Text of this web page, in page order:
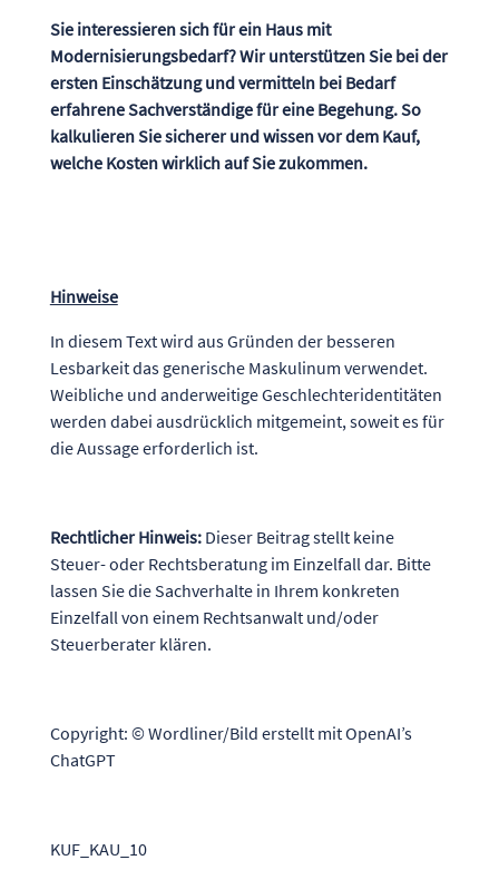
Sie interessieren sich für ein Haus mit
Modernisierungsbedarf? Wir unterstützen Sie bei der
ersten Einschätzung und vermitteln bei Bedarf
erfahrene Sachverständige für eine Begehung. So
kalkulieren Sie sicherer und wissen vor dem Kauf,
welche Kosten wirklich auf Sie zukommen.
Hinweise
In diesem Text wird aus Gründen der besseren
Lesbarkeit das generische Maskulinum verwendet.
Weibliche und anderweitige Geschlechteridentitäten
werden dabei ausdrücklich mitgemeint, soweit es für
die Aussage erforderlich ist.
Rechtlicher Hinweis:Dieser Beitrag stellt keine
Steuer- oder Rechtsberatung im Einzelfall dar. Bitte
lassen Sie die Sachverhalte in Ihrem konkreten
Einzelfall von einem Rechtsanwalt und/oder
Steuerberater klären.
Copyright: © Wordliner/Bild erstellt mit OpenAI’s
ChatGPT
KUF_KAU_10